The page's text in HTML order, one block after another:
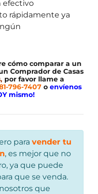
efectivo
rápidamente ya
cómo comparar a un
Comprador de Casas
por favor llame a
796-7407 o envíenos
mismo!
para vender tu
, es mejor que no
ya que puede
que se venda.
que